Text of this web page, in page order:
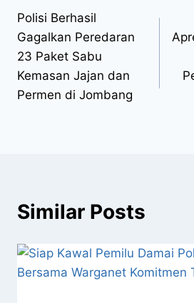
Polisi Berhasil
Gagalkan Peredaran
23 Paket Sabu
Kemasan Jajan dan
Permen di Jombang
Similar Posts